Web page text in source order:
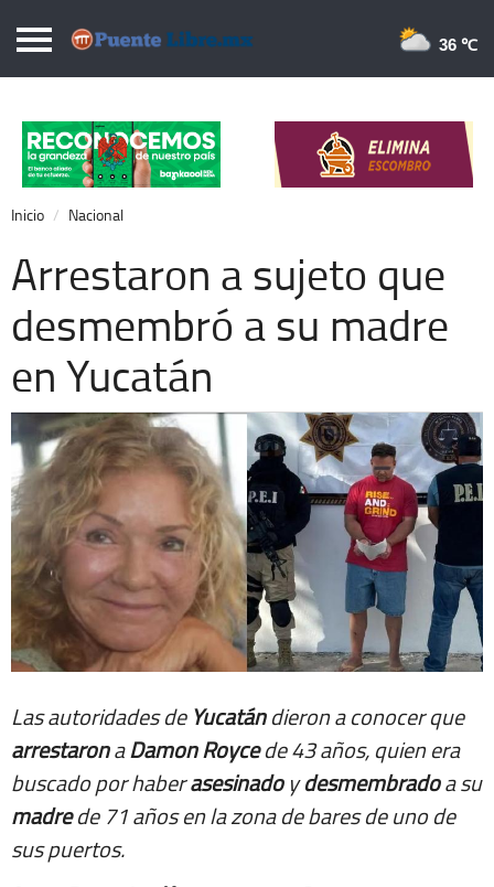
Puentelibre.mx
Local
Nacional
Opinión
Cronos
Economía
Espectáculos
Extra +
36 ℃
Inicio Nacional
Arrestaron a sujeto que
desmembró a su madre
en Yucatán
Las autoridades de Yucatándieron a conocer que
arrestaronaDamonRoycede 43 años, quien era
buscado por haberasesinadoydesmembradoa su
madrede 71 años en la zona de bares de uno de
sus puertos.